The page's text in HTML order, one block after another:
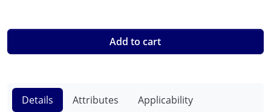
Add to cart
Details Attributes
Applicability